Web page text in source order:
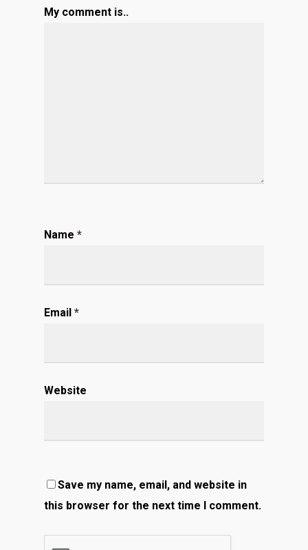
My comment is..
Name *
Email *
Website
Save my name, email, and website in
this browser for the next time I comment.